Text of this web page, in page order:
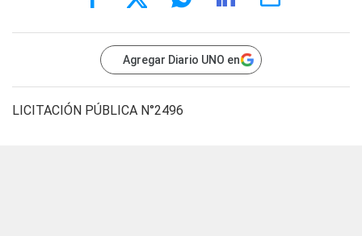
Agregar Diario UNO en
LICITACIÓN PÚBLICA N°2496